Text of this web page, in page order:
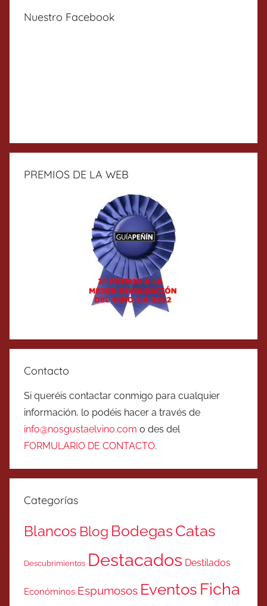
Nuestro Facebook
PREMIOS DE LA WEB
Contacto
Si queréis contactar conmigo para cualquier
información, lo podéis hacer a través de
info@nosgustaelvino.com o des del
FORMULARIO DE CONTACTO.
Categorías
Blancos Blog BodegasCatas
Descubrimientos Destacados Destilados
Económinos Espumosos Eventos Ficha